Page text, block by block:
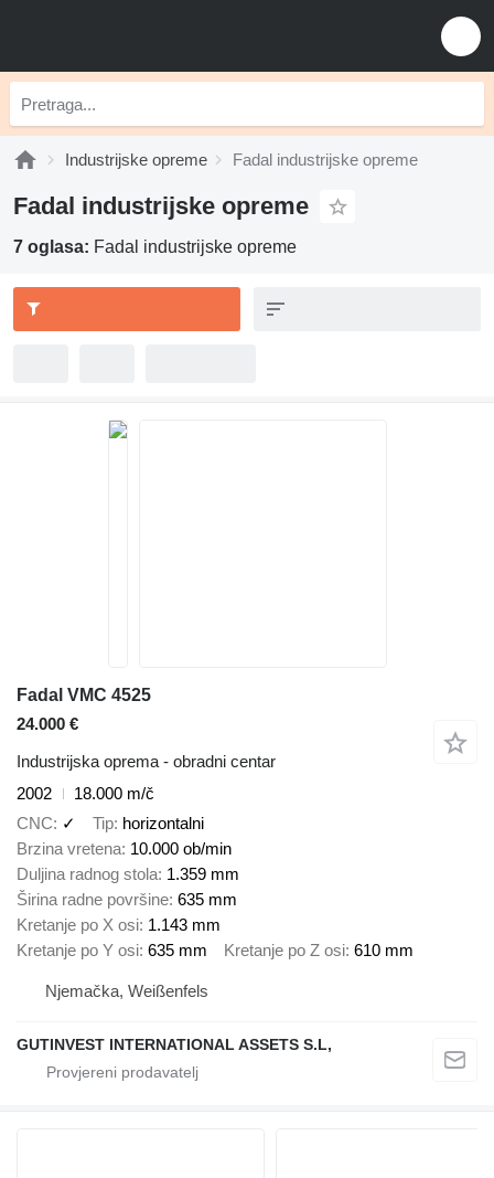
Industrijske opreme Fadal industrijske opreme
Fadal industrijske opreme
7 oglasa: Fadal industrijske opreme
Fadal VMC 4525
24.000 €
Industrijska oprema - obradni centar
2002
18.000 m/č
CNC
✓ Tip horizontalni
Brzina vretena 10.000 ob/min
Duljina radnog stola 1.359 mm
Širina radne površine 635 mm
Kretanje po X osi 1.143 mm
Kretanje po Y osi 635 mm Kretanje po Z osi 610 mm
Njemačka, Weißenfels
GUTINVEST INTERNATIONAL ASSETS S.L,